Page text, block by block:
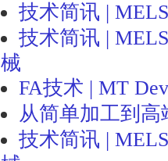
技术简讯 |
技术简讯 |
械
FA技术 | MT
从简单加工到
技术简讯 |